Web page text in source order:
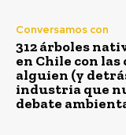
Conversamos con
312 árboles
en Chile con las
alguien (y
industria que
debate